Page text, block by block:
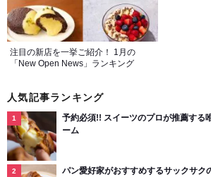
注目の新店を一挙ご紹介！ 1月の
「New Open News」ランキング
人気記事ランキング
予約必須!! スイーツのプロが推薦する
ーム
パン愛好家がおすすめするサックサク